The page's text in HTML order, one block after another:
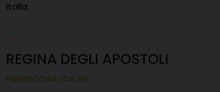
Italia
REGINA DEGLI APOSTOLI
PARROCCHIA (CA.515